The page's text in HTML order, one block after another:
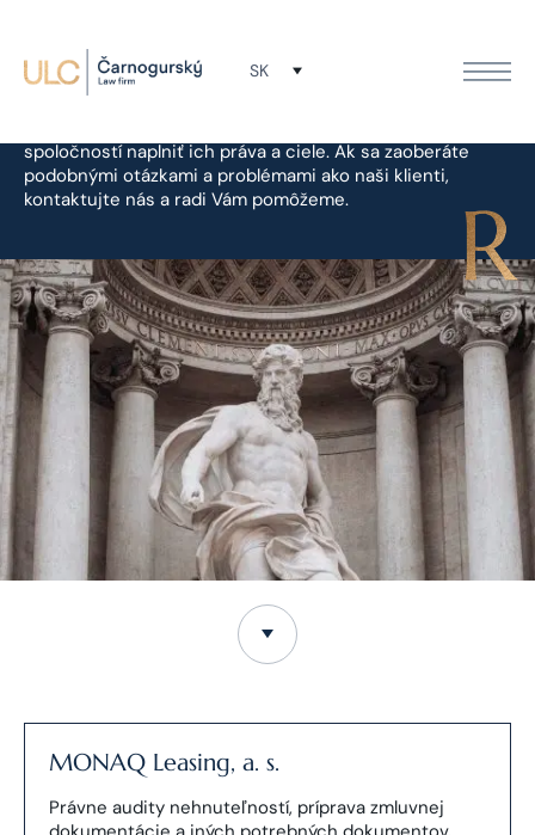
SK
Referencie
spoločností naplniť ich práva a ciele. Ak sa zaoberáte
podobnými otázkami a problémami ako naši klienti,
kontaktujte nás a radi Vám pomôžeme.
MONAQ Leasing, a. s.
Právne audity nehnuteľností, príprava zmluvnej